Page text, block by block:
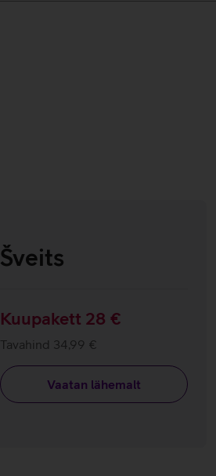
Šveits
Kuupakett 28 €
Tavahind 34,99 €
Vaatan lähemalt